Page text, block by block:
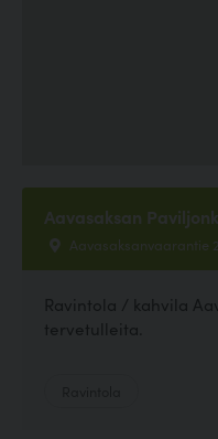
Aavasaksan
Aavasaksanvaarantie
Ravintola / kahvila
tervetulleita.